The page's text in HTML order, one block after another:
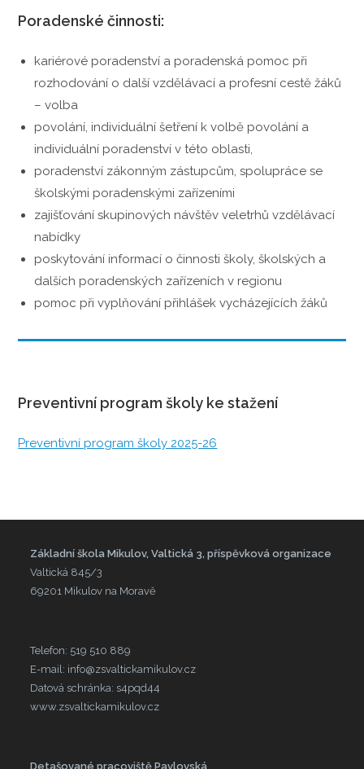
Poradenské činnosti:
kariérové poradenství a poradenská pomoc při
rozhodování o další vzdělávací a profesní cestě žáků
– volba
povolání, individuální šetření k volbě povolání a
individuální poradenství v této oblasti,
poradenství zákonným zástupcům, spolupráce se
školskými poradenskými zařízeními
zajišťování skupinových návštěv veletrhů vzdělávací
nabídky
poskytování informací o činnosti školy, školských a
dalších poradenských zařízeních v regionu
pomoc při vyplňování přihlášek vycházejících žáků
Preventivní program školy ke stažení
Preventivní program školy 2025-26
Základní škola Mikulov, Valtická 3, příspěvková organizace
Valtická 845/3
69201 Mikulov na Moravě
Telefon: 519 510 889
E-mail: info@zsvaltickamikulov.cz
Datová schránka: s4pqd44
www.zsvaltickamikulov.cz
Detašované pracoviště Pavlovská